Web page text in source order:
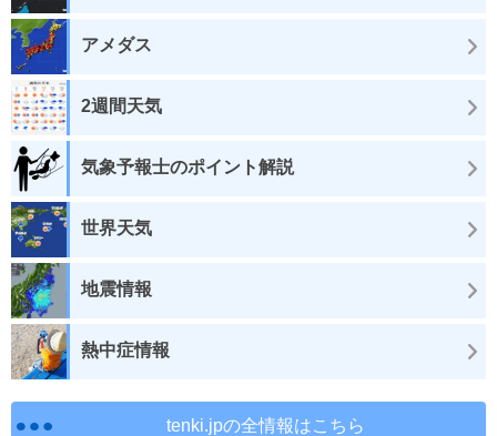
アメダス
2週間天気
気象予報士のポイント解説
世界天気
地震情報
熱中症情報
tenki.jpの全情報はこちら